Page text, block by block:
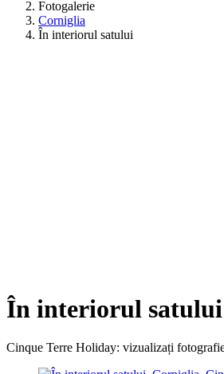
Fotogalerie
Corniglia
În interiorul satului
În interiorul
Cinque Terre Holiday: vizualizați